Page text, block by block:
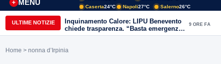
MENÙ
+
Caserta24°C Napoli27°C Salerno26°C
ULTIME NOTIZIE
Inquinamento Calore: LIPU Benevento
chiede trasparenza. “Basta emergenze:
non possiamo continuare a trattare i
canali di scarico
9 ORE FA
Home > nonna d’Irpinia